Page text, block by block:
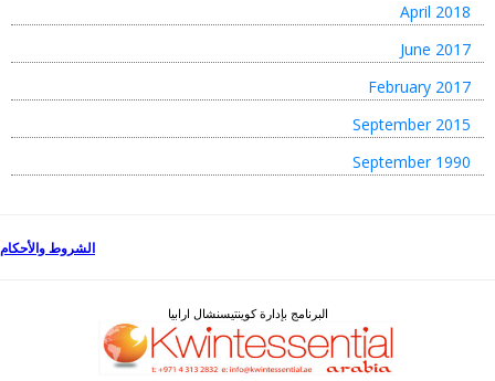
April 2018
June 2017
February 2017
September 2015
September 1990
الشروط والأحكام
البرنامج بإدارة كوينتيسنشال ارابيا